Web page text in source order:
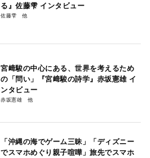
る』佐藤雫 インタビュー
佐藤雫
宮﨑駿の中心にある、世界を考えるため
の「問い」『宮﨑駿の詩学』赤坂憲雄 イ
ンタビュー
赤坂憲雄
「沖縄の海でゲーム三昧」「ディズニー
でスマホめぐり親子喧嘩」旅先でスマホ